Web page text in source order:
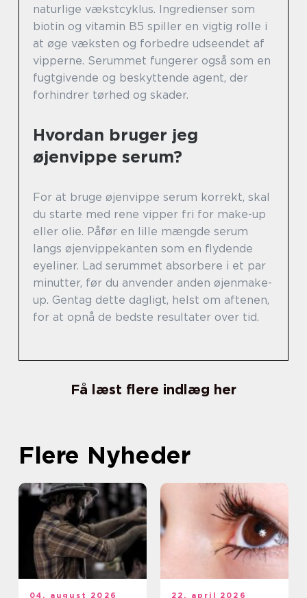
naturlige vækstcyklus. Ingredienser som
biotin og vitamin B5 spiller en vigtig rolle i
at øge væksten og forbedre udseendet af
vipperne. Serummet fungerer også som en
fugtgivende og beskyttende agent, der
forhindrer tørhed og skader.
Hvordan bruger jeg
øjenvippe serum?
For at bruge øjenvippe serum korrekt, skal
du starte med rene vipper fri for make-up
eller olie. Påfør en lille mængde serum
langs øjenvippekanten som en flydende
eyeliner. Lad serummet absorbere i et par
minutter, før du anvender anden øjenmake-
up. Gentag dette dagligt, helst om aftenen,
for at opnå de bedste resultater over tid.
Få læst flere indlæg her
Flere Nyheder
04. august 2026 22. april 2026